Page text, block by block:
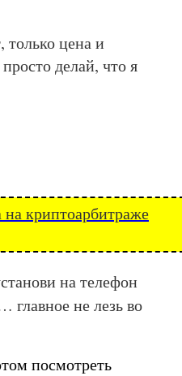
только цена и
делай, что я
криптоарбитраже
на телефон
главное не лезь во
посмотреть